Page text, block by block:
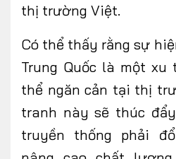
thị trường Việt.
Có thể thấy rằng sự
Trung Quốc là một
thể ngăn cản tại thị
tranh này sẽ thúc
truyền thống phải